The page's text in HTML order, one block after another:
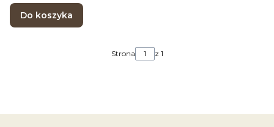
Do koszyka
Strona z 1